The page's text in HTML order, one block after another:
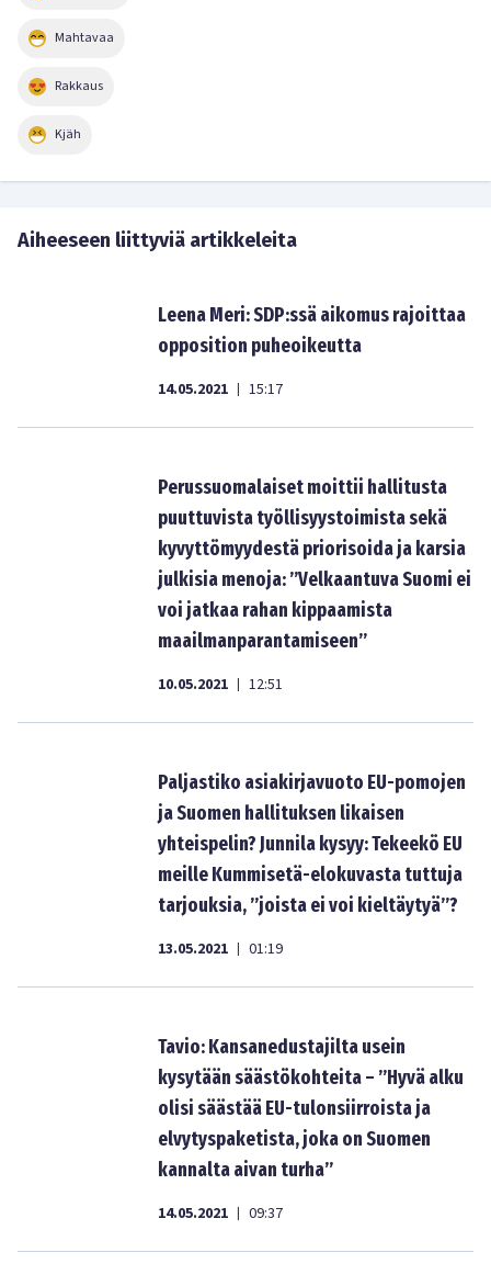
Mahtavaa
Rakkaus
Kjäh
Aiheeseen liittyviä artikkeleita
Leena Meri: SDP:ssä aikomus rajoittaa
opposition puheoikeutta
14.05.2021 | 15:17
Perussuomalaiset moittii hallitusta
puuttuvista työllisyystoimista sekä
kyvyttömyydestä priorisoida ja karsia
julkisia menoja: ”Velkaantuva Suomi ei
voi jatkaa rahan kippaamista
maailmanparantamiseen”
10.05.2021 | 12:51
Paljastiko asiakirjavuoto EU-pomojen
ja Suomen hallituksen likaisen
yhteispelin? Junnila kysyy: Tekeekö EU
meille Kummisetä-elokuvasta tuttuja
tarjouksia, ”joista ei voi kieltäytyä”?
13.05.2021 | 01:19
Tavio: Kansanedustajilta usein
kysytään säästökohteita – ”Hyvä alku
olisi säästää EU-tulonsiirroista ja
elvytyspaketista, joka on Suomen
kannalta aivan turha”
14.05.2021 | 09:37